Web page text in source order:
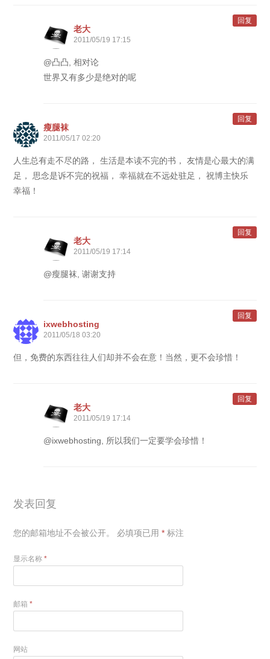
老大
2011/05/19 17:15
@凸凸, 相对论
世界又有多少是绝对的呢
回复
瘦腿袜
2011/05/17 02:20
人生总有走不尽的路， 生活是本读不完的书， 友情是心最大的满
足， 思念是诉不完的祝福， 幸福就在不远处驻足， 祝博主快乐
幸福！
回复
老大
2011/05/19 17:14
@瘦腿袜, 谢谢支持
回复
ixwebhosting
2011/05/18 03:20
但，免费的东西往往人们却并不会在意！当然，更不会珍惜！
回复
老大
2011/05/19 17:14
@ixwebhosting, 所以我们一定要学会珍惜！
回复
发表回复
您的邮箱地址不会被公开。 必填项已用* 标注
显示名称*
邮箱*
网站